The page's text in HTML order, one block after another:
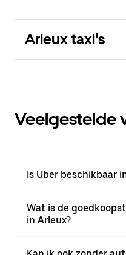
Arleux taxi's
Veelgestelde
Is Uber beschikbaar
Wat is de
in Arleux?